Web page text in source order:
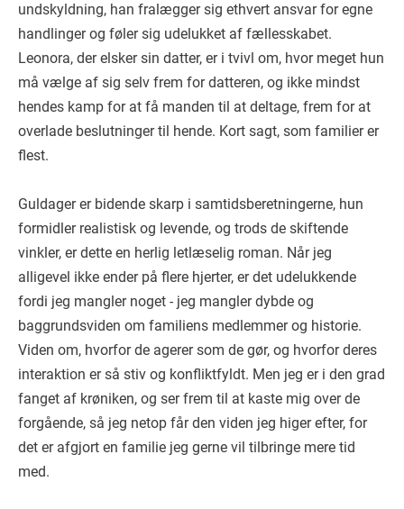
undskyldning, han fralægger sig ethvert ansvar for egne
handlinger og føler sig udelukket af fællesskabet.
Leonora, der elsker sin datter, er i tvivl om, hvor meget hun
må vælge af sig selv frem for datteren, og ikke mindst
hendes kamp for at få manden til at deltage, frem for at
overlade beslutninger til hende. Kort sagt, som familier er
flest.
Guldager er bidende skarp i samtidsberetningerne, hun
formidler realistisk og levende, og trods de skiftende
vinkler, er dette en herlig letlæselig roman. Når jeg
alligevel ikke ender på flere hjerter, er det udelukkende
fordi jeg mangler noget - jeg mangler dybde og
baggrundsviden om familiens medlemmer og historie.
Viden om, hvorfor de agerer som de gør, og hvorforderes
interaktion er så stiv og konfliktfyldt. Men jeg er i den grad
fanget af krøniken, og ser frem til at kaste mig over de
forgående, så jeg netop får den viden jeg higer efter, for
det er afgjort en familie jeg gerne vil tilbringe mere tid
med.